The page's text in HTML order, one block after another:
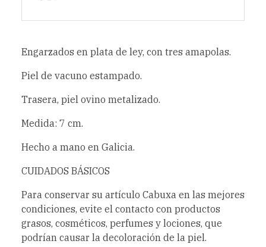
Engarzados en plata de ley, con tres amapolas.
Piel de vacuno estampado.
Trasera, piel ovino metalizado.
Medida: 7 cm.
Hecho a mano en Galicia.
CUIDADOS BÁSICOS
Para conservar su artículo Cabuxa en las mejores
condiciones, evite el contacto con productos
grasos, cosméticos, perfumes y lociones, que
podrían causar la decoloración de la piel.